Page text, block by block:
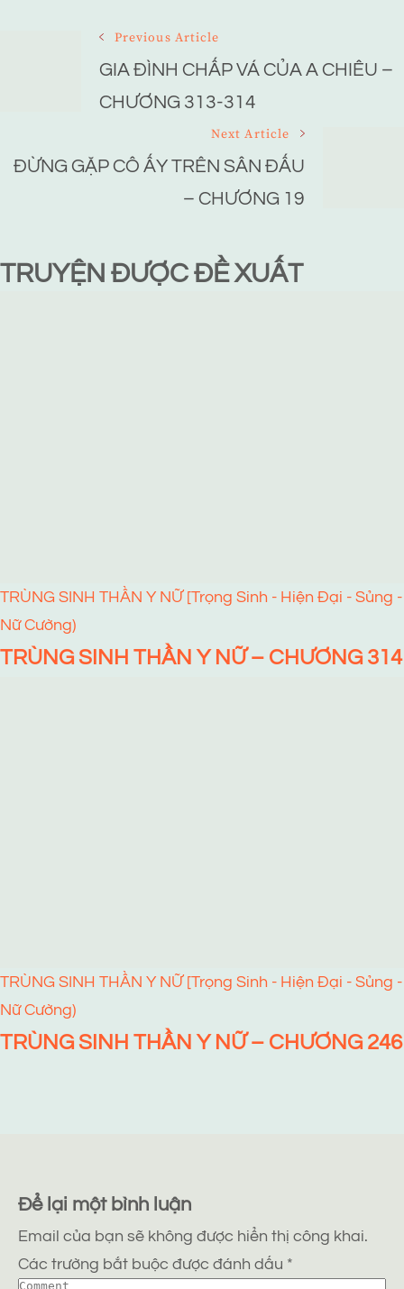
Navigation
Previous Article
GIA ĐÌNH CHẤP VÁ CỦA A CHIÊU –
CHƯƠNG 313-314
Next Article
ĐỪNG GẶP CÔ ẤY TRÊN SÂN ĐẤU
– CHƯƠNG 19
TRUYỆN ĐƯỢC ĐỀ XUẤT
TRÙNG SINH THẦN Y NỮ [Trọng Sinh - Hiện Đại - Sủng -
Nữ Cường)
TRÙNG SINH THẦN Y NỮ – CHƯƠNG 314
TRÙNG SINH THẦN Y NỮ [Trọng Sinh - Hiện Đại - Sủng -
Nữ Cường)
TRÙNG SINH THẦN Y NỮ – CHƯƠNG 246
Để lại một bình luận
Email của bạn sẽ không được hiển thị công khai.
Các trường bắt buộc được đánh dấu *